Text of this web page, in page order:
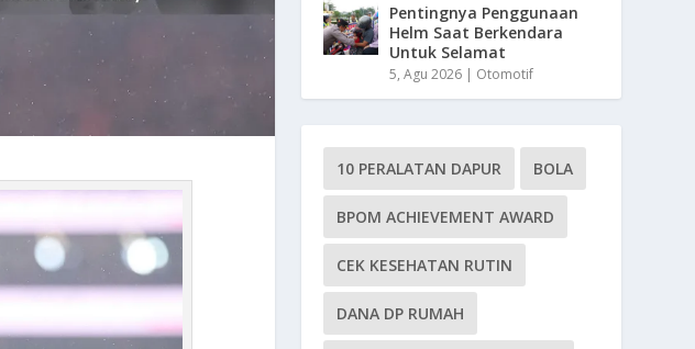
Pentingnya Penggunaan
Helm Saat Berkendara
Untuk Selamat
5, Agu 2026 | Otomotif
10 PERALATAN DAPUR BOLA
BPOM ACHIEVEMENT AWARD
CEK KESEHATAN RUTIN
DANA DP RUMAH